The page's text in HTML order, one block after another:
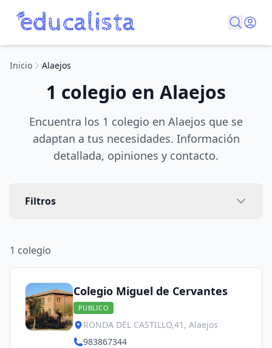
Inicio Alaejos
1 colegio en Alaejos
Encuentra los 1 colegio en Alaejos que se
adaptan a tus necesidades. Información
detallada, opiniones y contacto.
Filtros
1 colegio
Colegio Miguel de Cervantes
PUBLICO
RONDA DEL CASTILLO,41, Alaejos
983867344